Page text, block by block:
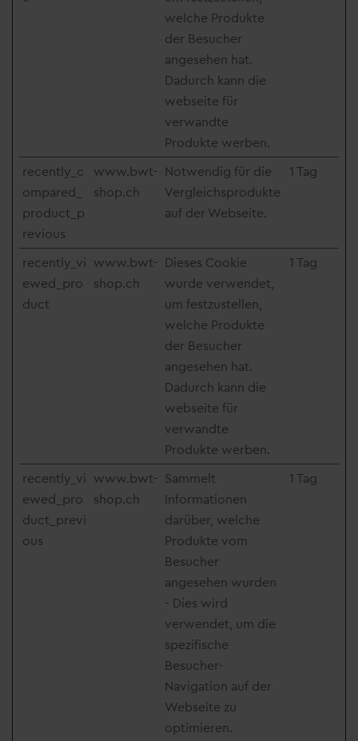
welche Produkte
der Besucher
angesehen hat.
Dadurch kann die
webseite für
verwandte
Produkte werben.
recently_c
ompared_
product_p
revious
www.bwt-
shop.ch
Notwendig für die
Vergleichsprodukte
auf der Webseite.
1 Tag
recently_vi
ewed_pro
duct
www.bwt-
shop.ch
Dieses Cookie
wurde verwendet,
um festzustellen,
welche Produkte
der Besucher
angesehen hat.
Dadurch kann die
webseite für
verwandte
Produkte werben.
1 Tag
recently_vi
ewed_pro
duct_previ
ous
www.bwt-
shop.ch
Sammelt
Informationen
darüber, welche
Produkte vom
Besucher
angesehen wurden
- Dies wird
verwendet, um die
spezifische
Besucher-
Navigation auf der
Webseite zu
optimieren.
1 Tag